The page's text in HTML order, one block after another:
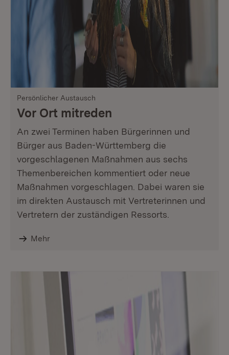
Persönlicher Austausch
Vor Ort mitreden
An zwei Terminen haben Bürgerinnen und
Bürger aus Baden-Württemberg die
vorgeschlagenen Maßnahmen aus sechs
Themenbereichen kommentiert oder neue
Maßnahmen vorgeschlagen. Dabei waren sie
im direkten Austausch mit Vertreterinnen und
Vertretern der zuständigen Ressorts.
Mehr